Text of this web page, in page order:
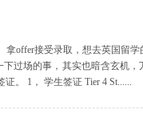
拿offer接受录取，想去英国留
过场的事，其实也暗含玄机
。 1， 学生签证 Tier 4 St......